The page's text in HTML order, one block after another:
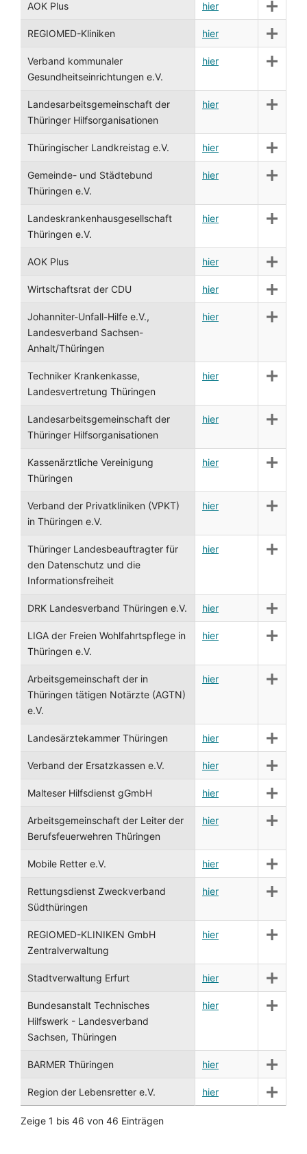
AOK Plus hier
REGIOMED-Kliniken hier
Verband kommunaler
Gesundheitseinrichtungen e.V.
hier
Landesarbeitsgemeinschaft der
Thüringer Hilfsorganisationen
hier
Thüringischer Landkreistag e.V. hier
Gemeinde- und Städtebund
Thüringen e.V.
hier
Landeskrankenhausgesellschaft
Thüringen e.V.
hier
AOK Plus hier
Wirtschaftsrat der CDU hier
Johanniter-Unfall-Hilfe e.V.,
Landesverband Sachsen-
Anhalt/Thüringen
hier
Techniker Krankenkasse,
Landesvertretung Thüringen
hier
Landesarbeitsgemeinschaft der
Thüringer Hilfsorganisationen
hier
Kassenärztliche Vereinigung
Thüringen
hier
Verband der Privatkliniken (VPKT)
in Thüringen e.V.
hier
Thüringer Landesbeauftragter für
den Datenschutz und die
Informationsfreiheit
hier
DRK Landesverband Thüringen e.V. hier
LIGA der Freien Wohlfahrtspflege in
Thüringen e.V.
hier
Arbeitsgemeinschaft der in
Thüringen tätigen Notärzte (AGTN)
e.V.
hier
Landesärztekammer Thüringen hier
Verband der Ersatzkassen e.V. hier
Malteser Hilfsdienst gGmbH hier
Arbeitsgemeinschaft der Leiter der
Berufsfeuerwehren Thüringen
hier
Mobile Retter e.V. hier
Rettungsdienst Zweckverband
Südthüringen
hier
REGIOMED-KLINIKEN GmbH
Zentralverwaltung
hier
Stadtverwaltung Erfurt hier
Bundesanstalt Technisches
Hilfswerk - Landesverband
Sachsen, Thüringen
hier
BARMER Thüringen hier
Region der Lebensretter e.V. hier
Zeige 1 bis 46 von 46 Einträgen